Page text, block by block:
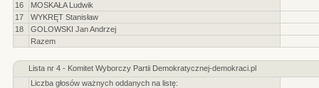
16
MOSKAŁA Ludwik
17
WYKRĘT Stanisław
18
GOLOWSKI Jan Andrzej
Razem
Lista nr 4 - Komitet Wyborczy Partii Demokratycznej-demokraci.pl
Liczba głosów ważnych oddanych na listę: